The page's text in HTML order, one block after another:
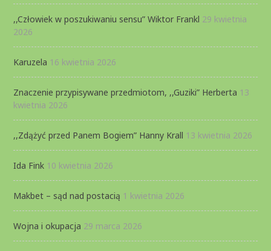
,,Człowiek w poszukiwaniu sensu” Wiktor Frankl 29 kwietnia
2026
Karuzela 16 kwietnia 2026
Znaczenie przypisywane przedmiotom, ,,Guziki” Herberta 13
kwietnia 2026
,,Zdążyć przed Panem Bogiem” Hanny Krall 13 kwietnia 2026
Ida Fink 10 kwietnia 2026
Makbet – sąd nad postacią 1 kwietnia 2026
Wojna i okupacja 29 marca 2026